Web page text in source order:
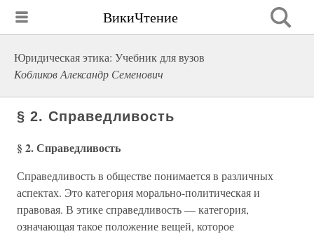
ВикиЧтение
Юридическая этика: Учебник для вузов
Кобликов Александр Семенович
§ 2. Справедливость
§ 2. Справедливость
Справедливость в обществе понимается в различных
аспектах. Это категория морально-политическая и
правовая. В этике справедливость — категория,
означающая такое положение вещей, которое